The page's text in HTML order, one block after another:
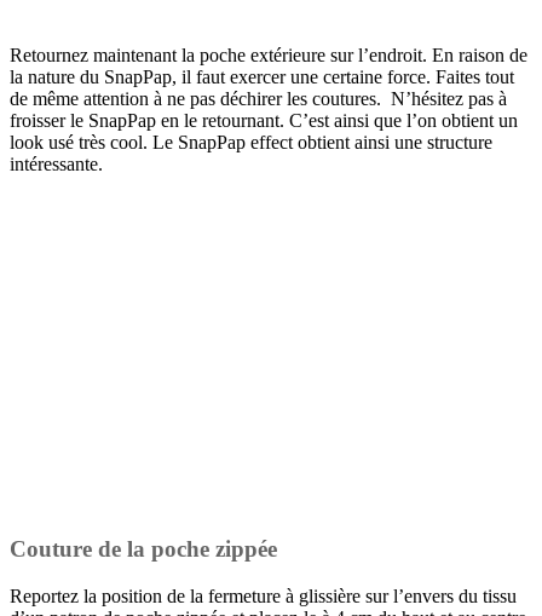
Retournez maintenant la poche extérieure sur l’endroit. En raison de
la nature du SnapPap, il faut exercer une certaine force. Faites tout
de même attention à ne pas déchirer les coutures. N’hésitez pas à
froisser le SnapPap en le retournant. C’est ainsi que l’on obtient un
look usé très cool. Le SnapPap effect obtient ainsi une structure
intéressante.
Couture de la poche zippée
Reportez la position de la fermeture à glissière sur l’envers du tissu